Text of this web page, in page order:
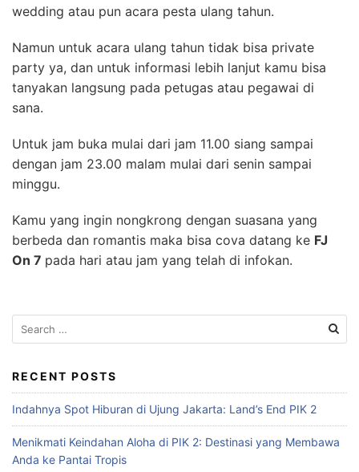
wedding atau pun acara pesta ulang tahun.
Namun untuk acara ulang tahun tidak bisa private
party ya, dan untuk informasi lebih lanjut kamu bisa
tanyakan langsung pada petugas atau pegawai di
sana.
Untuk jam buka mulai dari jam 11.00 siang sampai
dengan jam 23.00 malam mulai dari senin sampai
minggu.
Kamu yang ingin nongkrong dengan suasana yang
berbeda dan romantis maka bisa cova datang ke FJ
On 7 pada hari atau jam yang telah di infokan.
e
r
c
h
f
o
r
RECENT POSTS
Indahnya Spot Hiburan di Ujung Jakarta: Land’s End PIK 2
Menikmati Keindahan Aloha di PIK 2: Destinasi yang Membawa
Anda ke Pantai Tropis